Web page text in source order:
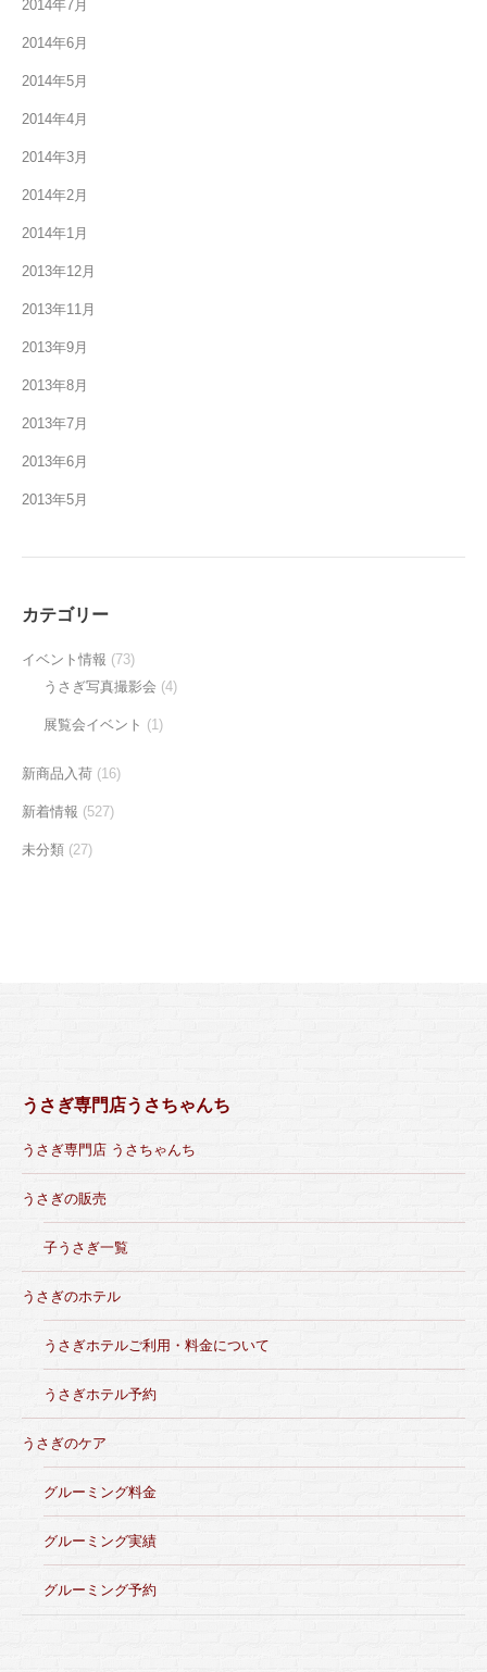
2014年7月
2014年6月
2014年5月
2014年4月
2014年3月
2014年2月
2014年1月
2013年12月
2013年11月
2013年9月
2013年8月
2013年7月
2013年6月
2013年5月
カテゴリー
イベント情報 (73)
うさぎ写真撮影会 (4)
展覧会イベント (1)
新商品入荷 (16)
新着情報 (527)
未分類 (27)
うさぎ専門店うさちゃんち
うさぎ専門店 うさちゃんち
うさぎの販売
子うさぎ一覧
うさぎのホテル
うさぎホテルご利用・料金について
うさぎホテル予約
うさぎのケア
グルーミング料金
グルーミング実績
グルーミング予約